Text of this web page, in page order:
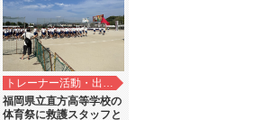
トレーナー活動・出前講義
福岡県立直方高等学校の
体育祭に救護スタッフと